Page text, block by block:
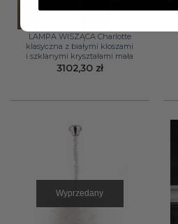
LAMPA WISZĄCA Charlotte
klasyczna z białymi kloszami
i szklanymi kryształami mała
3102,30 zł
Wyprzedany